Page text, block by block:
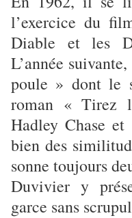
l’exercice du
Diable et les
L’année
poule » dont le
roman « Tirez
Hadley Chase
bien des
sonne toujours
Duvivier y
garce sans